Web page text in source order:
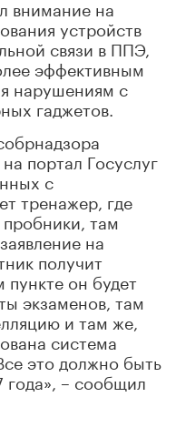
внимание на
устройств
связи в ППЭ,
эффективным
нарушениям с
гаджетов.
портал Госуслуг
с
тренажер, где
там
на
получит
он будет
экзаменов, там
и там же,
система
это должно быть
года», – сообщил